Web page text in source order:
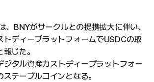
、BNYがサークルとの提携拡大に伴い、
トディープラットフォームでUSDCの取
じた。
ジタル資産カストディープラットフォー
テーブルコインとなる。